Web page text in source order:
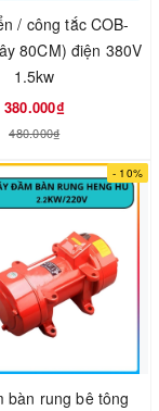
/ công tắc COB-
80CM) điện 380V
1.5kw
380.000₫
480.000₫
- 10%
bàn rung bê tông